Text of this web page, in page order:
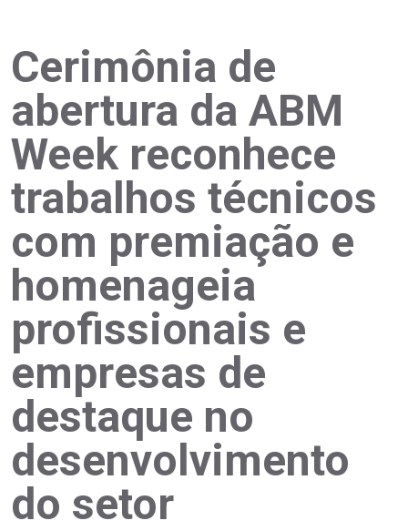
Cerimônia de
abertura da ABM
Week reconhece
trabalhos técnicos
com premiação e
homenageia
profissionais e
empresas de
destaque no
desenvolvimento
do setor